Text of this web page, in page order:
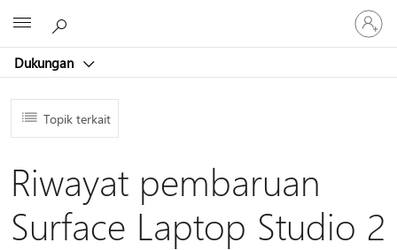
Dukungan
Masuk
ke
akun
Topik terkait
Riwayat pembaruan
Surface Laptop Studio 2